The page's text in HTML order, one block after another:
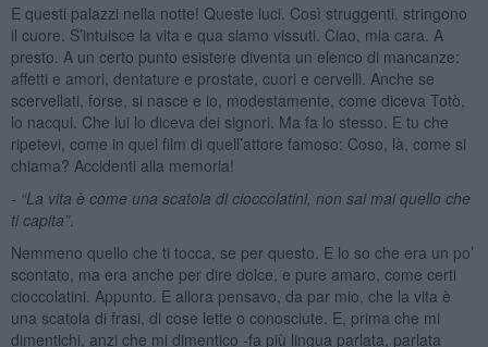
E questi palazzi nella notte! Queste luci. Così struggenti, stringono
il cuore. S’intuisce la vita e qua siamo vissuti. Ciao, mia cara. A
presto. A un certo punto esistere diventa un elenco di mancanze:
affetti e amori, dentature e prostate, cuori e cervelli. Anche se
scervellati, forse, si nasce e io, modestamente, come diceva Totò,
lo nacqui. Che lui lo diceva dei signori. Ma fa lo stesso. E tu che
ripetevi, come in quel film di quell’attore famoso: Coso, là, come si
chiama? Accidenti alla memoria!
- “La vita è come una scatola di cioccolatini, non sai mai quello che
ti capita”.
Nemmeno quello che ti tocca, se per questo. E lo so che era un po’
scontato, ma era anche per dire dolce, e pure amaro, come certi
cioccolatini. Appunto. E allora pensavo, da par mio, che la vita è
una scatola di frasi, di cose lette o conosciute. E, prima che mi
dimentichi, anzi che mi dimentico -fa più lingua parlata, parlata